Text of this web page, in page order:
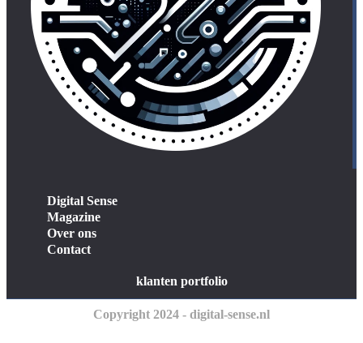
Digital Sense
Magazine
Over ons
Contact
klanten portfolio
Copyright 2024 - digital-sense.nl